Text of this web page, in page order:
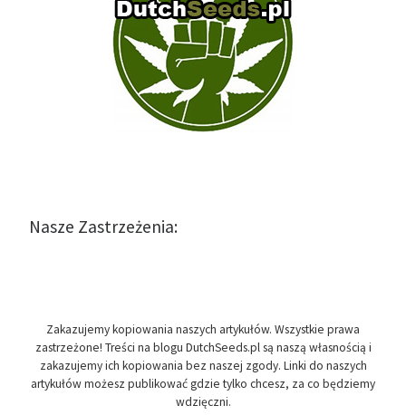
Nasze Zastrzeżenia:
Zakazujemy kopiowania naszych artykułów. Wszystkie prawa
zastrzeżone! Treści na blogu DutchSeeds.pl są naszą własnością i
zakazujemy ich kopiowania bez naszej zgody. Linki do naszych
artykułów możesz publikować gdzie tylko chcesz, za co będziemy
wdzięczni.